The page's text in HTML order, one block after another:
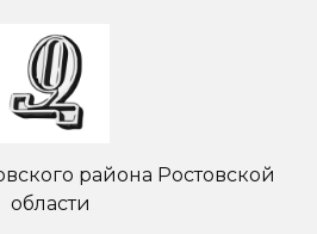
района Ростовской
области